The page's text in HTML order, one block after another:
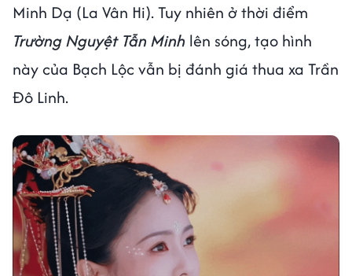
Minh Dạ (La Vân Hi). Tuy nhiên ở thời điểm
Trường Nguyệt Tẫn Minh lên sóng, tạo hình
này của Bạch Lộc vẫn bị đánh giá thua xa Trần
Đô Linh.